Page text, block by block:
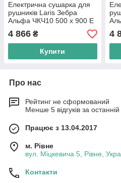
Електрична сушарка для
рушників Laris Зебра
Альфа ЧКЧ10 500 х 900 Е
(підкл. зліва) R3
4 866 ₴
Купити
4
Про нас
Рейтинг не сформований
Менше 5 відгуків за останній
Працює з 13.04.2017
м. Рівне
вул. Міцкевича 5, Рівне,
Контакти